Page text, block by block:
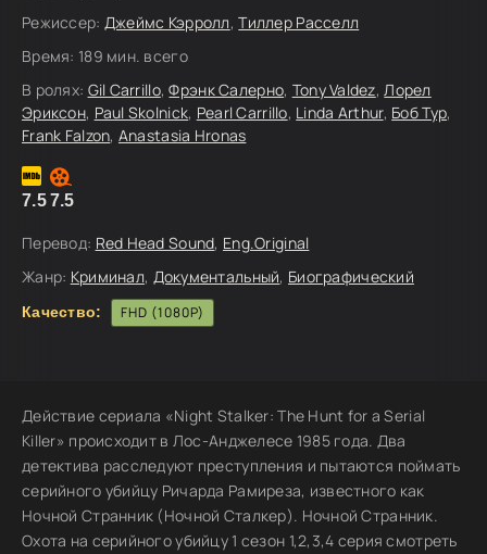
Режиссер: Джеймс Кэрролл,Тиллер Расселл
Время: 189 мин. всего
В ролях: Gil Carrillo,Фрэнк Салерно, Tony Valdez,Лорел
Эриксон, Paul Skolnick, Pearl Carrillo, Linda Arthur, Боб Тур,
Frank Falzon, Anastasia Hronas
7.57.5
Перевод: Red Head Sound, Eng.Original
Жанр: Криминал, Документальный, Биографический
Качество: FHD (1080P)
Действие сериала «Night Stalker: The Hunt for a Serial
Killer» происходит в Лос-Анджелесе 1985 года. Два
детектива расследуют преступления и пытаются поймать
серийного убийцу Ричарда Рамиреза, известного как
Ночной Странник (Ночной Сталкер). Ночной Странник.
Охота на серийного убийцу 1 сезон 1,2,3,4 серия смотреть